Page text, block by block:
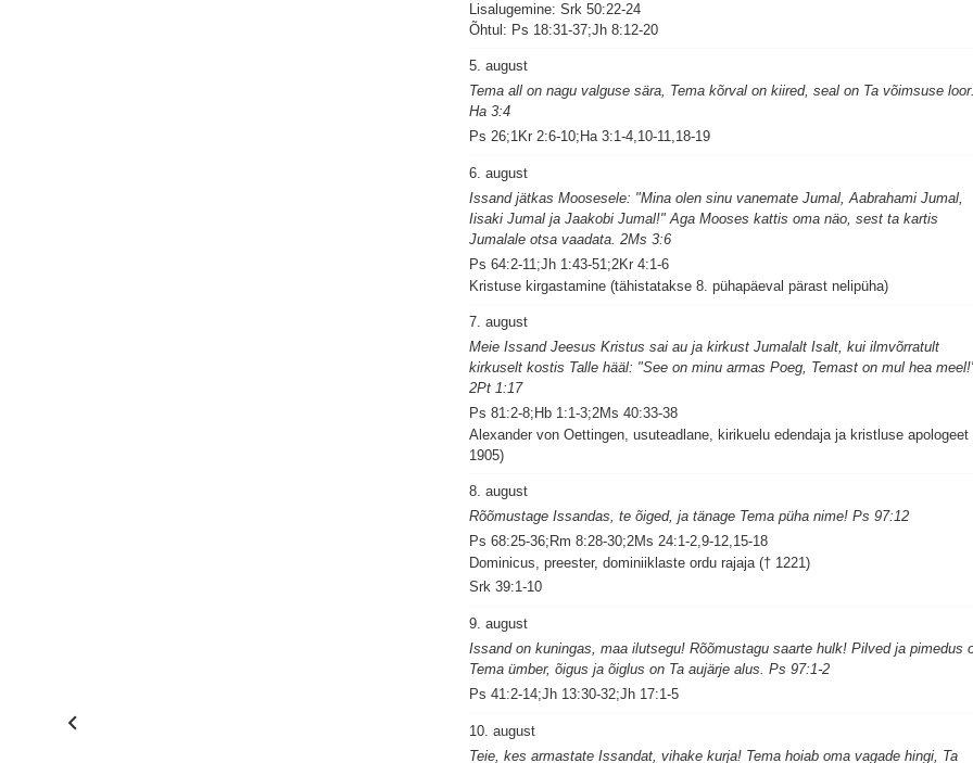
Lisalugemine: Srk 50:22-24
Õhtul: Ps 18:31-37;Jh 8:12-20
5. august
Tema all on nagu valguse sära, Tema kõrval on kiired, seal on Ta võimsuse
Ha 3:4
Ps 26;1Kr 2:6-10;Ha 3:1-4,10-11,18-19
6. august
Issand jätkas Moosesele: "Mina olen sinu vanemate Jumal, Aabrahami Jumal,
Iisaki Jumal ja Jaakobi Jumal!" Aga Mooses kattis oma näo, sest ta kartis
Jumalale otsa vaadata. 2Ms 3:6
Ps 64:2-11;Jh 1:43-51;2Kr 4:1-6
Kristuse kirgastamine (tähistatakse 8. pühapäeval pärast nelipüha)
7. august
Meie Issand Jeesus Kristus sai au ja kirkust Jumalalt Isalt, kui ilmvõrratult
kirkuselt kostis Talle hääl: "See on minu armas Poeg, Temast on mul hea
2Pt 1:17
Ps 81:2-8;Hb 1:1-3;2Ms 40:33-38
Alexander von Oettingen, usuteadlane, kirikuelu edendaja ja kristluse apologeet
1905)
8. august
Rõõmustage Issandas, te õiged, ja tänage Tema püha nime! Ps 97:12
Ps 68:25-36;Rm 8:28-30;2Ms 24:1-2,9-12,15-18
Dominicus, preester, dominiiklaste ordu rajaja († 1221)
Srk 39:1-10
9. august
Issand on kuningas, maa ilutsegu! Rõõmustagu saarte hulk! Pilved ja pimedus
Tema ümber, õigus ja õiglus on Ta aujärje alus. Ps 97:1-2
Ps 41:2-14;Jh 13:30-32;Jh 17:1-5
10. august
Teie, kes armastate Issandat, vihake kurja! Tema hoiab oma vagade hingi, Ta